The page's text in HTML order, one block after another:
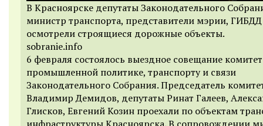
В Красноярске депутаты Законодательного
министр транспорта, представители мэрии,
осмотрели строящиеся дорожные объекты.
sobranie.info
6 февраля состоялось выездное совещание
промышленной политике, транспорту и связи
Законодательного Собрания. Председатель
Владимир Демидов, депутаты Ринат Галеев,
Глисков, Евгений Козин проехали по объектам